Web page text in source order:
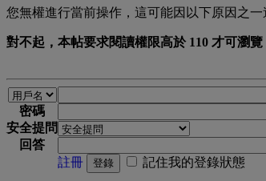
您無權進行當前操作，這可能因以下原因之一
對不起，本帖要求閱讀權限高於 110 才可瀏覽
密碼
安全提問
回答
註冊
登錄 記住我的登錄狀態